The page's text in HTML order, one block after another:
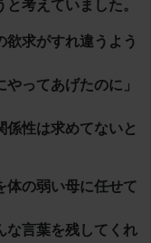
考えていました。
求がすれ違うよう
ってあげたのに」
係性は求めてないと
体の弱い母に任せて
な言葉を残してくれ